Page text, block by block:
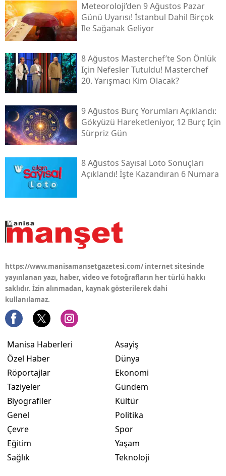
Meteoroloji’den 9 Ağustos Pazar
Günü Uyarısı! İstanbul Dahil Birçok
Ile Sağanak Geliyor
8 Ağustos Masterchef’te Son Önlük
Için Nefesler Tutuldu! Masterchef
20. Yarışmacı Kim Olacak?
9 Ağustos Burç Yorumları Açıklandı:
Gökyüzü Hareketleniyor, 12 Burç Için
Sürpriz Gün
8 Ağustos Sayısal Loto Sonuçları
Açıklandı! İşte Kazandıran 6 Numara
https://www.manisamansetgazetesi.com/ internet sitesinde
yayınlanan yazı, haber, video ve fotoğrafların her türlü hakkı
saklıdır. İzin alınmadan, kaynak gösterilerek dahi
kullanılamaz.
Manisa Haberleri
Özel Haber
Röportajlar
Taziyeler
Biyografiler
Genel
Çevre
Eğitim
Sağlık
Asayiş
Dünya
Ekonomi
Gündem
Kültür
Politika
Spor
Yaşam
Teknoloji